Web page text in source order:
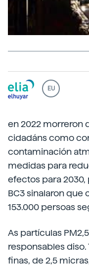
EU
en 2022 morreron
cidadáns como
contaminación
medidas para
efectos para
BC3 sinalaron que
153.000 persoas
As partículas
responsables
finas, de 2,5